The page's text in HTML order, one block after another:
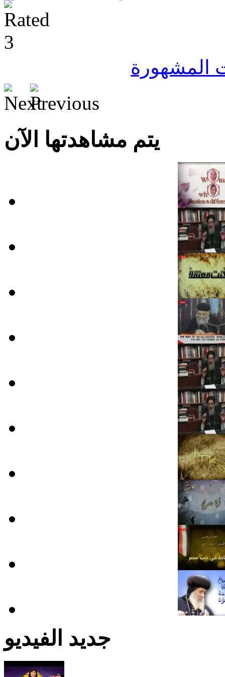
المشهورة
يتم مشاهدتها الآن
جديد الفيديو